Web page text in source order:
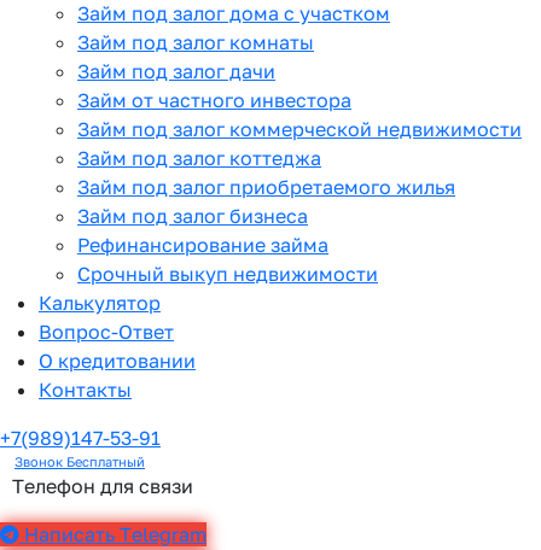
Займ под залог дома с участком
Займ под залог комнаты
Займ под залог дачи
Займ от частного инвестора
Займ под залог коммерческой недвижимости
Займ под залог коттеджа
Займ под залог приобретаемого жилья
Займ под залог бизнеса
Рефинансирование займа
Срочный выкуп недвижимости
Калькулятор
Вопрос-Ответ
О кредитовании
Контакты
+7(989)147-53-91
Звонок Бесплатный
Телефон для связи
Написать Telegram